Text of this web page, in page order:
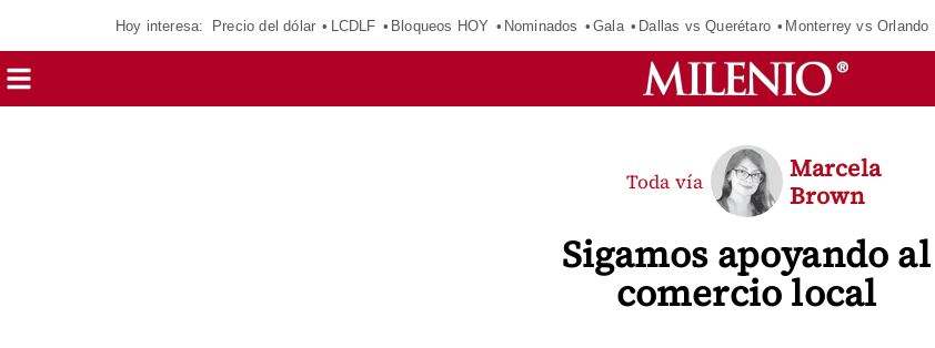
Hoy interesa: Precio del dólar LCDLF Bloqueos HOY Nominados Gala Dallas vs Querétaro Monterrey vs Orlando
Sigamos apoyando al
comercio local
Toda vía
Marcela
Brown